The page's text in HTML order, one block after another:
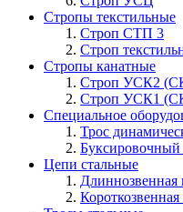
Стропы текстильные
Строп СТП 3
Строп
Стропы канатные
Строп УСК2
Строп УСК1
Специальное
Трос
Буксировочный
Цепи стальные